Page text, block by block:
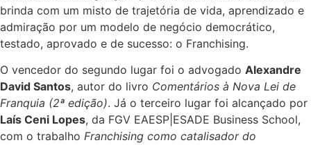
brinda com um misto de trajetória de vida, aprendizado e
admiração por um modelo de negócio democrático,
testado, aprovado e de sucesso: o Franchising.
O vencedor do segundo lugar foi o advogado Alexandre
David Santos, autor do livro Comentários à Nova Lei de
Franquia (2ª edição). Já o terceiro lugar foi alcançado por
Laís Ceni Lopes, da FGV EAESP|ESADE Business School,
com o trabalho Franchising como catalisador do